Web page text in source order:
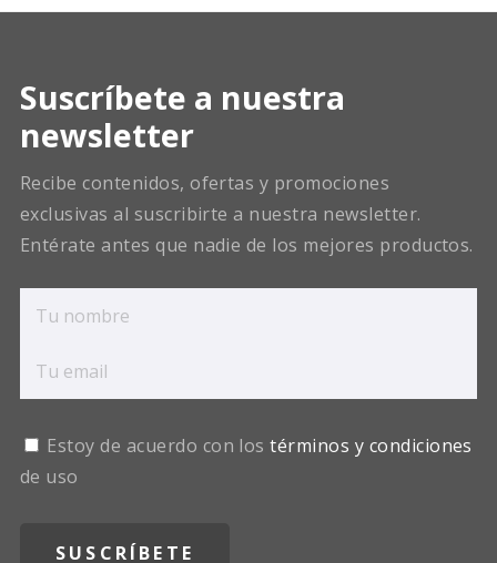
Suscríbete a nuestra
newsletter
Recibe contenidos, ofertas y promociones
exclusivas al suscribirte a nuestra newsletter.
Entérate antes que nadie de los mejores productos.
Estoy de acuerdo con lostérminos y condiciones
de uso